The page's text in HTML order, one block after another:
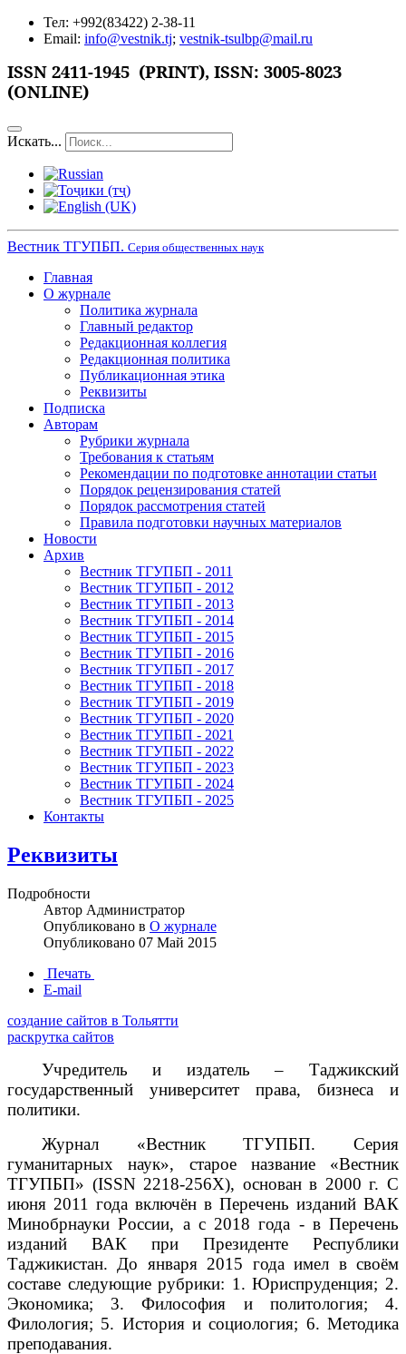
Тел: +992(83422) 2-38-11
Email: info@vestnik.tj; vestnik-tsulbp@mail.ru
ISSN 2411-1945 (PRINT), ISSN: 3005-8023
(ONLINE)
Искать...
Вестник ТГУПБП. Серия общественных наук
Главная
О журнале
Политика журнала
Главный редактор
Редакционная коллегия
Редакционная политика
Публикационная этика
Реквизиты
Подписка
Авторам
Рубрики журнала
Требования к статьям
Рекомендации по подготовке аннотации статьи
Порядок рецензирования статей
Порядок рассмотрения статей
Правила подготовки научных материалов
Новости
Архив
Вестник ТГУПБП - 2011
Вестник ТГУПБП - 2012
Вестник ТГУПБП - 2013
Вестник ТГУПБП - 2014
Вестник ТГУПБП - 2015
Вестник ТГУПБП - 2016
Вестник ТГУПБП - 2017
Вестник ТГУПБП - 2018
Вестник ТГУПБП - 2019
Вестник ТГУПБП - 2020
Вестник ТГУПБП - 2021
Вестник ТГУПБП - 2022
Вестник ТГУПБП - 2023
Вестник ТГУПБП - 2024
Вестник ТГУПБП - 2025
Контакты
Реквизиты
Подробности
Автор Администратор
Опубликовано в О журнале
Опубликовано 07 Май 2015
Печать
E-mail
создание сайтов в Тольятти
раскрутка сайтов
Учредитель и издатель – Таджикский
государственный университет права, бизнеса и
политики.
Журнал «Вестник ТГУПБП. Серия
гуманитарных наук», старое название «Вестник
ТГУПБП» (ISSN 2218-256X), основан в 2000 г. С
июня 2011 года включён в Перечень изданий ВАК
Минобрнауки России, а с 2018 года - в Перечень
изданий ВАК при Президенте Республики
Таджикистан. До января 2015 года имел в своём
составе следующие рубрики: 1. Юриспруденция; 2.
Экономика; 3. Философия и политология; 4.
Филология; 5. История и социология; 6. Методика
преподавания.